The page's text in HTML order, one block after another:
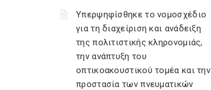
Υπερψηφίσθηκε το νομοσχέδιο
για τη διαχείριση και ανάδειξη
της πολιτιστικής κληρονομιάς,
την ανάπτυξη του
οπτικοακουστικού τομέα και την
προστασία των πνευματικών